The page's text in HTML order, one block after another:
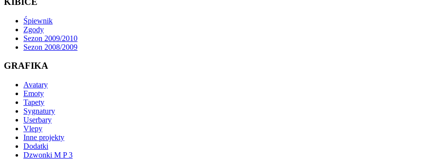
Śpiewnik
Zgody
Sezon 2009/2010
Sezon 2008/2009
GRAFIKA
Avatary
Emoty
Tapety
Sygnatury
Userbary
Vlepy
Inne projekty
Dodatki
Dzwonki M P 3